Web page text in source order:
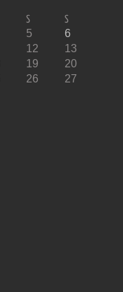
S S
5
6
12
13
19
20
26
27